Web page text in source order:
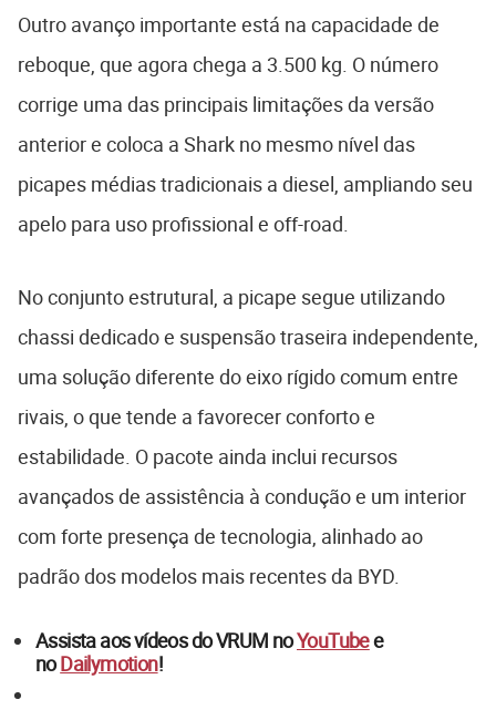
Outro avanço importante está na capacidade de
reboque, que agora chega a 3.500 kg. O número
corrige uma das principais limitações da versão
anterior e coloca a Shark no mesmo nível das
picapes médias tradicionais a diesel, ampliando seu
apelo para uso profissional e off-road.
No conjunto estrutural, a picape segue utilizando
chassi dedicado e suspensão traseira independente,
uma solução diferente do eixo rígido comum entre
rivais, o que tende a favorecer conforto e
estabilidade. O pacote ainda inclui recursos
avançados de assistência à condução e um interior
com forte presença de tecnologia, alinhado ao
padrão dos modelos mais recentes da BYD.
Assista aos vídeos do VRUM noYouTubee
noDailymotion!